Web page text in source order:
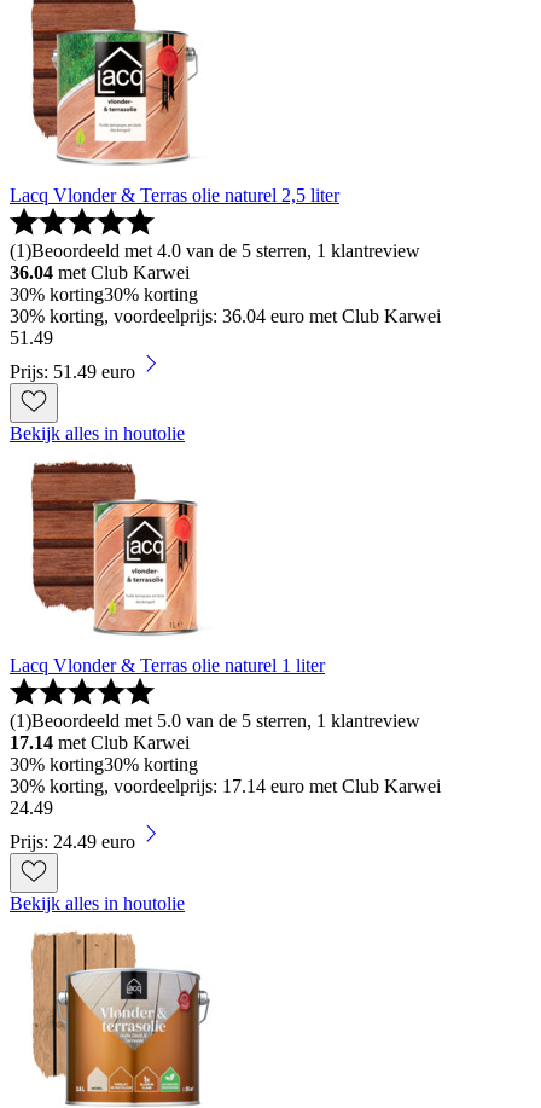
Lacq Vlonder & Terras olie naturel 2,5 liter
(1)Beoordeeld met 4.0 van de 5 sterren, 1 klantreview
36.04 met Club Karwei
30% korting30% korting
30% korting, voordeelprijs: 36.04 euro met Club Karwei
51 .49
Prijs: 51.49 euro
Bekijk alles in houtolie
Lacq Vlonder & Terras olie naturel 1 liter
(1)Beoordeeld met 5.0 van de 5 sterren, 1 klantreview
17.14 met Club Karwei
30% korting30% korting
30% korting, voordeelprijs: 17.14 euro met Club Karwei
24.49
Prijs: 24.49 euro
Bekijk alles in houtolie